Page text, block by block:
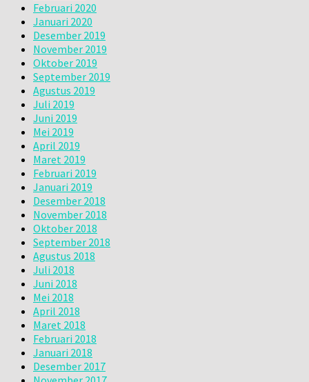
Februari 2020
Januari 2020
Desember 2019
November 2019
Oktober 2019
September 2019
Agustus 2019
Juli 2019
Juni 2019
Mei 2019
April 2019
Maret 2019
Februari 2019
Januari 2019
Desember 2018
November 2018
Oktober 2018
September 2018
Agustus 2018
Juli 2018
Juni 2018
Mei 2018
April 2018
Maret 2018
Februari 2018
Januari 2018
Desember 2017